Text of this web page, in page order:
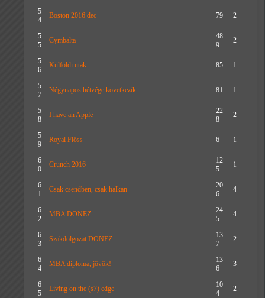
5
4
Boston 2016 dec 79 2
5
5
Cymbalta
48
9
2
5
6
Külföldi utak 85 1
5
7
Négynapos hétvége következik 81 1
5
8
I have an Apple
22
8
2
5
9
Royal Flöss 6 1
6
0
Crunch 2016
12
5
1
6
1
Csak csendben, csak halkan
20
6
4
6
2
MBA DONEZ
24
5
4
6
3
Szakdolgozat DONEZ
13
7
2
6
4
MBA diploma, jövök!
13
6
3
6
5
Living on the (s7) edge
10
4
2